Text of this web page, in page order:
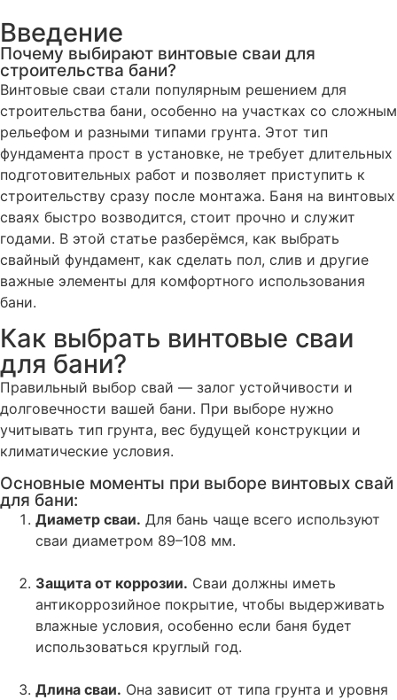
Введение
Почему выбирают винтовые сваи для
строительства бани?
Винтовые сваи стали популярным решением для
строительства бани, особенно на участках со сложным
рельефом и разными типами грунта. Этот тип
фундамента прост в установке, не требует длительных
подготовительных работ и позволяет приступить к
строительству сразу после монтажа. Баня на винтовых
сваях быстро возводится, стоит прочно и служит
годами. В этой статье разберёмся, как выбрать
свайный фундамент, как сделать пол, слив и другие
важные элементы для комфортного использования
бани.
Как выбрать винтовые сваи
для бани?
Правильный выбор свай — залог устойчивости и
долговечности вашей бани. При выборе нужно
учитывать тип грунта, вес будущей конструкции и
климатические условия.
Основные моменты при выборе винтовых свай
для бани:
Диаметр сваи. Для бань чаще всего используют
сваи диаметром 89–108 мм.
Защита от коррозии. Сваи должны иметь
антикоррозийное покрытие, чтобы выдерживать
влажные условия, особенно если баня будет
использоваться круглый год.
Длина сваи. Она зависит от типа грунта и уровня